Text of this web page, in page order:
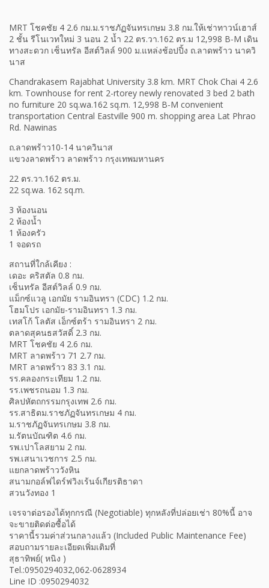
MRT โชคชัย 4 2.6 กม.ม.ราชภัฏจันทรเกษม 3.8 กม.ให้เช่าทาวน์เฮาส์
2 ชั้น รีโนเวทใหม่ 3 นอน 2 น้ำ 22 ตร.วา.162 ตร.ม 12,998 B-M เดิน
ทางสะดวก เซ็นทรัล อีสต์วิลล์ 900 ม.แหล่งช้อปปิ้ง ถ.ลาดพร้าว นาควิ
นาส
Chandrakasem Rajabhat University 3.8 km. MRT Chok Chai 4 2.6
km. Townhouse for rent 2-rtorey newly renovated 3 bed 2 bath
no furniture 20 sq.wa.162 sq.m. 12,998 B-M convenient
transportation Central Eastville 900 m. shopping area Lat Phrao
Rd. Nawinas
ถ.ลาดพร้าว10-14 นาควินาส
แขวงลาดพร้าว ลาดพร้าว กรุงเทพมหานคร
22 ตร.วา.162 ตร.ม.
22 sq.wa. 162 sq.m.
3 ห้องนอน
2 ห้องน้ำ
1 ห้องครัว
1 จอดรถ
สถานที่ใกล้เคียง :
เดอะ คริสตัล 0.8 กม.
เซ็นทรัล อีสต์วิลล์ 0.9 กม.
แม็กซ์แวลู เอกมัย รามอินทรา (CDC) 1.2 กม.
โฮมโปร เอกมัย-รามอินทรา 1.3 กม.
เทสโก้ โลตัส เอ็กซ์ตร้า รามอินทรา 2 กม.
ตลาดสุคนธสวัสดิ์ 2.3 กม.
MRT โชคชัย 4 2.6 กม.
MRT ลาดพร้าว 71 2.7 กม.
MRT ลาดพร้าว 83 3.1 กม.
รร.คลองกระเทียม 1.2 กม.
รร.เพชรถนอม 1.3 กม.
ศิลปหัตถกรรมกรุงเทพ 2.6 กม.
รร.สาธิตม.ราชภัฏจันทรเกษม 4 กม.
ม.ราชภัฏจันทรเกษม 3.8 กม.
ม.รัตนบัณฑิต 4.6 กม.
รพ.เปาโลสยาม 2 กม.
รพ.เสนาเวชการ 2.5 กม.
แยกลาดพร้าววังหิน
สนามกอล์ฟไดร์ฟวิงเร้นจ์เกียรติธาดา
สวนวังทอง 1
เจรจาต่อรองได้ทุกกรณี (Negotiable) ทุกหลังที่ปล่อยเช่า 80%นี้ อาจ
จะขายติดต่อซื้อได้
ราคานี้รวมค่าส่วนกลางแล้ว (Included Public Maintenance Fee)
สอบถามรายละเอียดเพิ่มเติมที่
สุธาทิพย์( หนิง )
Tel.:0950294032,062-0628934
Line ID :0950294032